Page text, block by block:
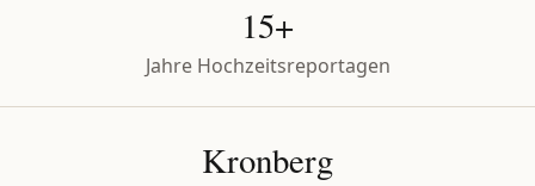
15+
Jahre Hochzeitsreportagen
Kronberg